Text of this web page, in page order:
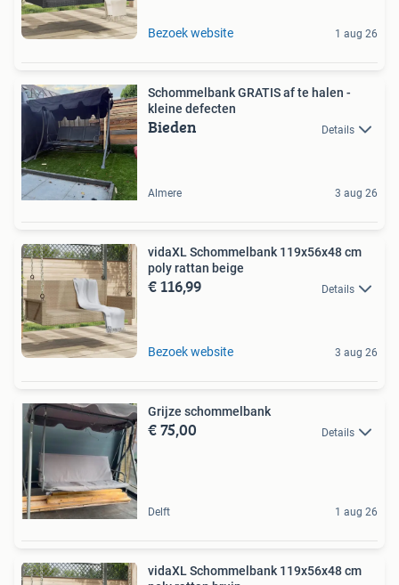
Bezoek website 1 aug 26
Schommelbank GRATIS af te halen -
kleine defecten
Bieden Details
Almere 3 aug 26
vidaXL Schommelbank 119x56x48 cm
poly rattan beige
€ 116,99 Details
Bezoek website 3 aug 26
Grijze schommelbank
€ 75,00 Details
Delft 1 aug 26
vidaXL Schommelbank 119x56x48 cm